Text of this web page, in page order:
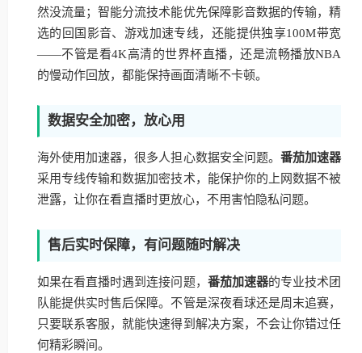
然没流量；智能分流技术能优先保障影音数据的传输，精
选的回国影音、游戏加速专线，还能提供独享100M带宽
——不管是看4K高清的世界杯直播，还是流畅播放NBA
的慢动作回放，都能保持画面清晰不卡顿。
数据安全加密，放心用
海外使用加速器，很多人担心数据安全问题。 番茄加速器
采用专线传输和数据加密技术，能保护你的上网数据不被
泄露，让你在看直播时更放心，不用害怕隐私问题。
售后实时保障，有问题随时解决
如果在看直播时遇到连接问题， 番茄加速器的专业技术团
队能提供实时售后保障。不管是深夜看球还是周末追赛，
只要联系客服，就能快速得到解决方案，不会让你错过任
何精彩瞬间。